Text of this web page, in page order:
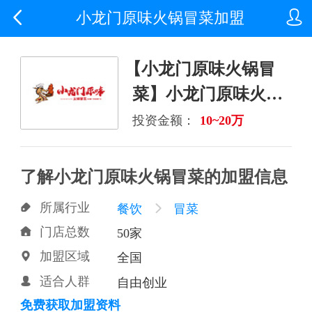

 小龙门原味火锅冒菜加盟
【小龙门原味火锅冒
菜】小龙门原味火锅
冒菜诚邀加盟
投资金额： 10~20万
了解小龙门原味火锅冒菜的加盟信息
 所属行业 餐饮  冒菜
 门店总数 50家
 加盟区域 全国
 适合人群
自由创业
免费获取加盟资料